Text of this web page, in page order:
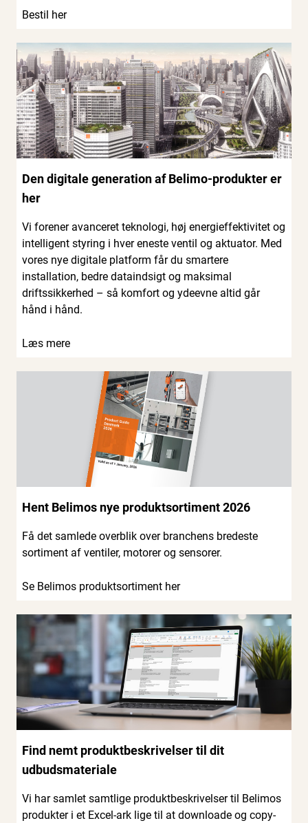
Bestil her
Den digitale generation af Belimo-produkter er
her
Vi forener avanceret teknologi, høj energieffektivitet og
intelligent styring i hver eneste ventil og aktuator. Med
vores nye digitale platform får du smartere
installation, bedre dataindsigt og maksimal
driftssikkerhed – så komfort og ydeevne altid går
hånd i hånd.
Læs mere
Hent Belimos nye produktsortiment 2026
Få det samlede overblik over branchens bredeste
sortiment af ventiler, motorer og sensorer.
Se Belimos produktsortiment her
Find nemt produktbeskrivelser til dit
udbudsmateriale
Vi har samlet samtlige produktbeskrivelser til Belimos
produkter i et Excel-ark lige til at downloade og copy-